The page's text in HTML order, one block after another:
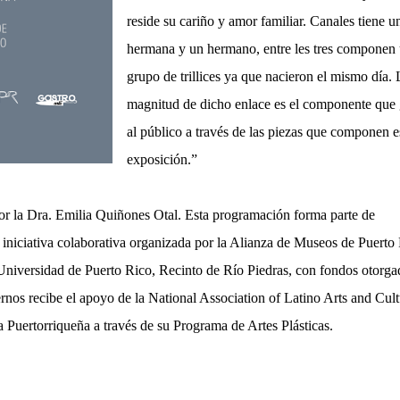
reside su cariño y amor familiar. Canales tiene
hermana y un hermano, entre les tres componen
grupo de trillices ya que nacieron el mismo día.
magnitud de dicho enlace es el componente que
al público a través de las piezas que componen
exposición.”
la Dra. Emilia Quiñones Otal. Esta programación forma parte de
colaborativa organizada por la Alianza de Museos de Puerto
de Puerto Rico, Recinto de Río Piedras, con fondos
recibe el apoyo de la National Association of Latino Arts and
a través de su Programa de Artes Plásticas.